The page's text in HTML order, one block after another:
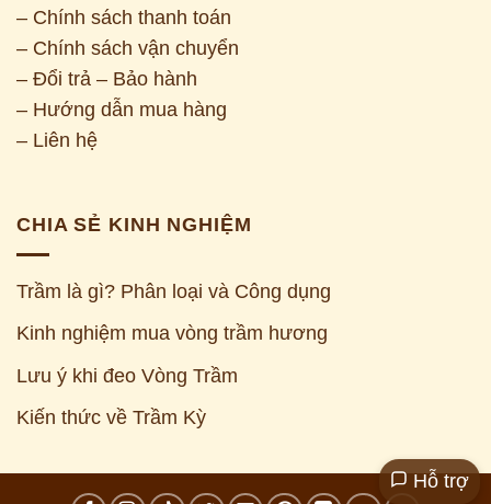
– Chính sách thanh toán
– Chính sách vận chuyển
– Đổi trả – Bảo hành
– Hướng dẫn mua hàng
– Liên hệ
CHIA SẺ KINH NGHIỆM
Trầm là gì? Phân loại và Công dụng
Kinh nghiệm mua vòng trầm hương
Lưu ý khi đeo Vòng Trầm
Kiến thức về Trầm Kỳ
Hỗ trợ